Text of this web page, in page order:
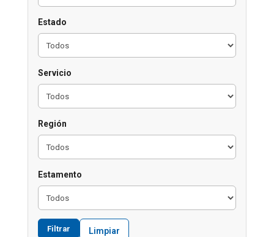
Estado
Servicio
Región
Estamento
Filtrar Limpiar